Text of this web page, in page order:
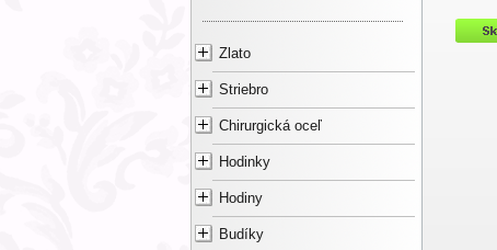
Zlato
Striebro
Chirurgická oceľ
Hodinky
Hodiny
Budíky